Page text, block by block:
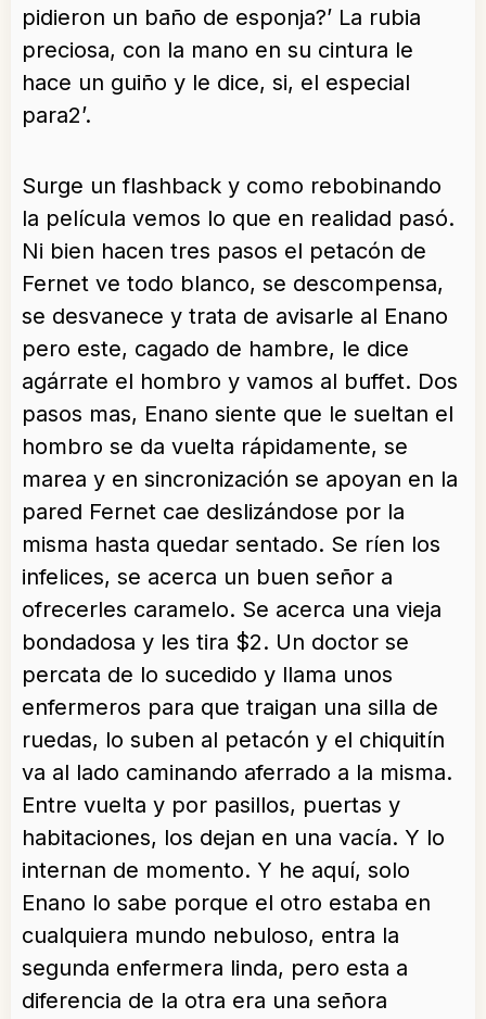
pidieron un baño de esponja?’ La rubia
preciosa, con la mano en su cintura le
hace un guiño y le dice, si, el especial
para2’.
Surge un flashback y como rebobinando
la película vemos lo que en realidad pasó.
Ni bien hacen tres pasos el petacón de
Fernet ve todo blanco, se descompensa,
se desvanece y trata de avisarle al Enano
pero este, cagado de hambre, le dice
agárrate el hombro y vamos al buffet. Dos
pasos mas, Enano siente que le sueltan el
hombro se da vuelta rápidamente, se
marea y en sincronización se apoyan en la
pared Fernet cae deslizándose por la
misma hasta quedar sentado. Se ríen los
infelices, se acerca un buen señor a
ofrecerles caramelo. Se acerca una vieja
bondadosa y les tira $2. Un doctor se
percata de lo sucedido y llama unos
enfermeros para que traigan una silla de
ruedas, lo suben al petacón y el chiquitín
va al lado caminando aferrado a la misma.
Entre vuelta y por pasillos, puertas y
habitaciones, los dejan en una vacía. Y lo
internan de momento. Y he aquí, solo
Enano lo sabe porque el otro estaba en
cualquiera mundo nebuloso, entra la
segunda enfermera linda, pero esta a
diferencia de la otra era una señora